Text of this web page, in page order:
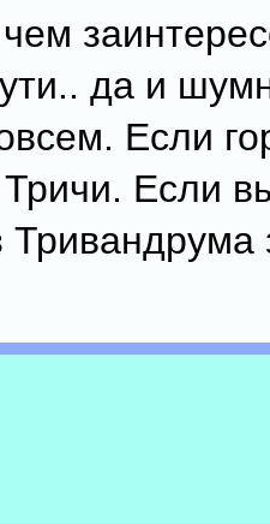
да и
Если
Если